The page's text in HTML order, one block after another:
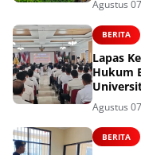
Agustus
BERITA
Lapas
Hukum
Agustus
BERITA